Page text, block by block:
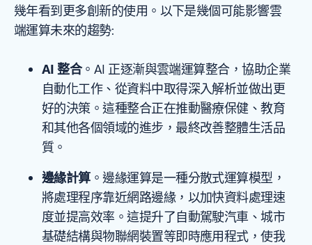
幾年看到更多創新的使用。以下是幾個可能影響雲
端運算未來的趨勢:
AI 整合。AI 正逐漸與雲端運算整合，協助企業
自動化工作、從資料中取得深入解析並做出更
好的決策。這種整合正在推動醫療保健、教育
和其他各個領域的進步，最終改善整體生活品
質。
邊緣計算。邊緣運算是一種分散式運算模型，
將處理程序靠近網路邊緣，以加快資料處理速
度並提高效率。這提升了自動駕駛汽車、城市
基礎結構與物聯網裝置等即時應用程式，使我